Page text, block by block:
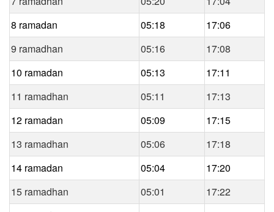
8 ramadan
05:18
17:06
9 ramadhan
05:16
17:08
10 ramadan
05:13
17:11
11 ramadhan
05:11
17:13
12 ramadan
05:09
17:15
13 ramadhan
05:06
17:18
14 ramadan
05:04
17:20
15 ramadhan
05:01
17:22